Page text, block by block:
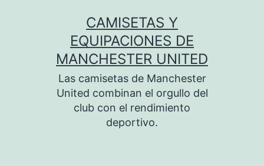
CAMISETAS Y
EQUIPACIONES DE
MANCHESTER UNITED
Las camisetas de Manchester
United combinan el orgullo del
club con el rendimiento
deportivo.